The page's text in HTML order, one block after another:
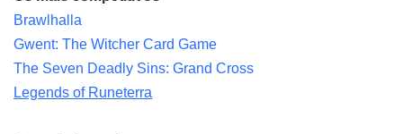
Brawlhalla
Gwent: The Witcher Card Game
The Seven Deadly Sins: Grand Cross
Legends of Runeterra